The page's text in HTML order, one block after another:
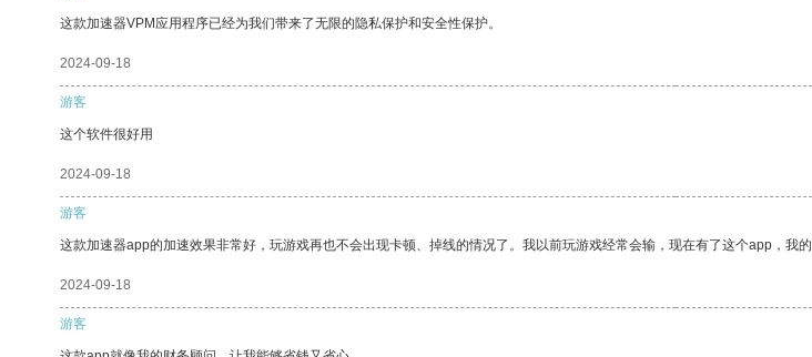
这款加速器VPM应用程序已经为我们带来了无限的隐私保护和安全性保护。
2024-09-18
游客
这个软件很好用
2024-09-18
游客
这款加速器app的加速效果非常好，玩游戏再也不会出现卡顿、掉线的情况了。我以前玩游戏经常会输，现在有了这个app，我的
2024-09-18
游客